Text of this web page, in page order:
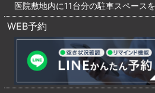
医院敷地内に11台分の駐車スペース
WEB予約